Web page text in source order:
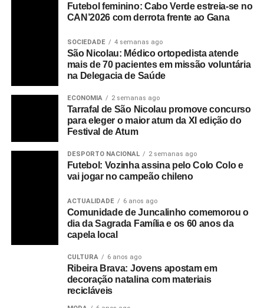
Futebol feminino: Cabo Verde estreia-se no
CAN’2026 com derrota frente ao Gana
SOCIEDADE 4 semanas ago
São Nicolau: Médico ortopedista atende
mais de 70 pacientes em missão voluntária
na Delegacia de Saúde
ECONOMIA 2 semanas ago
Tarrafal de São Nicolau promove concurso
para eleger o maior atum da XI edição do
Festival de Atum
DESPORTO NACIONAL 2 semanas ago
Futebol: Vozinha assina pelo Colo Colo e
vai jogar no campeão chileno
ACTUALIDADE 6 anos ago
Comunidade de Juncalinho comemorou o
dia da Sagrada Família e os 60 anos da
capela local
CULTURA 6 anos ago
Ribeira Brava: Jovens apostam em
decoração natalina com materiais
recicláveis